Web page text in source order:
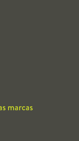
marcas